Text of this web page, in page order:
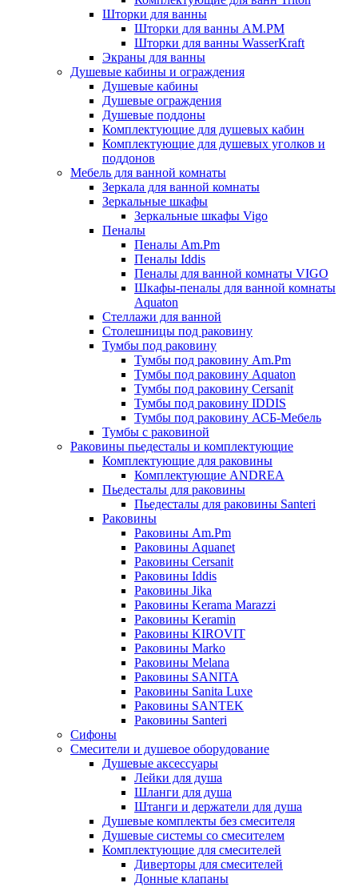
Шторки для ванны
Шторки для ванны AM.PM
Шторки для ванны WasserKraft
Экраны для ванны
Душевые кабины и ограждения
Душевые кабины
Душевые ограждения
Душевые поддоны
Комплектующие для душевых кабин
Комплектующие для душевых уголков и
поддонов
Мебель для ванной комнаты
Зеркала для ванной комнаты
Зеркальные шкафы
Зеркальные шкафы Vigo
Пеналы
Пеналы Am.Pm
Пеналы Iddis
Пеналы для ванной комнаты VIGO
Шкафы-пеналы для ванной комнаты
Aquaton
Стеллажи для ванной
Столешницы под раковину
Тумбы под раковину
Тумбы под раковину Am.Pm
Тумбы под раковину Aquaton
Тумбы под раковину Cersanit
Тумбы под раковину IDDIS
Тумбы под раковину АСБ-Мебель
Тумбы с раковиной
Раковины пьедесталы и комплектующие
Комплектующие для раковины
Комплектующие ANDREA
Пьедесталы для раковины
Пьедесталы для раковины Santeri
Раковины
Раковины Am.Pm
Раковины Aquanet
Раковины Cersanit
Раковины Iddis
Раковины Jika
Раковины Kerama Marazzi
Раковины Keramin
Раковины KIROVIT
Раковины Marko
Раковины Melana
Раковины SANITA
Раковины Sanita Luxe
Раковины SANTEK
Раковины Santeri
Сифоны
Смесители и душевое оборудование
Душевые аксессуары
Лейки для душа
Шланги для душа
Штанги и держатели для душа
Душевые комплекты без смесителя
Душевые системы со смесителем
Комплектующие для смесителей
Диверторы для смесителей
Донные клапаны